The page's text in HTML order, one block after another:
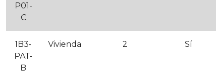
P01-
C
1B3-
PAT-
B
Vivienda 2 Sí